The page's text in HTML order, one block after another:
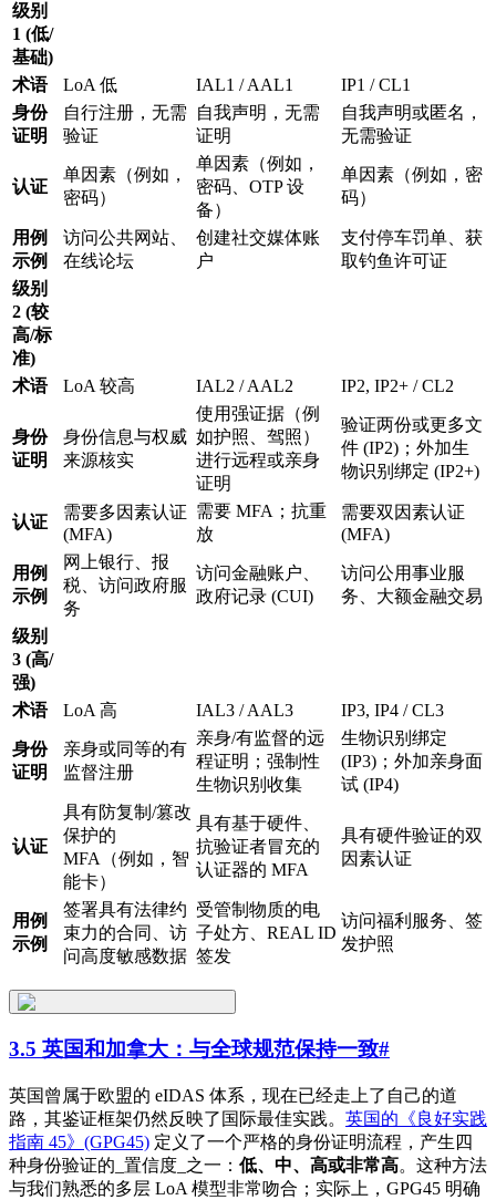
级别
1 (低/
基础)
术语
LoA 低 IAL1 / AAL1
IP1 / CL1
身份
证明
自行注册，无需
验证
自我声明，无需
证明
自我声明或匿名，
无需验证
认证
单因素（例如，
密码）
单因素（例如，
密码、OTP 设
备）
单因素（例如，密
码）
用例
示例
访问公共网站、
在线论坛
创建社交媒体账
户
支付停车罚单、获
取钓鱼许可证
级别
2 (较
高/标
准)
术语
LoA 较高 IAL2 / AAL2 IP2, IP2+ / CL2
身份
证明
身份信息与权威
来源核实
使用强证据（例
如护照、驾照）
进行远程或亲身
证明
验证两份或更多文
件 (IP2)；外加生
物识别绑定 (IP2+)
认证
需要多因素认证
(MFA)
需要 MFA；抗重
放
需要双因素认证
(MFA)
用例
示例
网上银行、报
税、访问政府服
务
访问金融账户、
政府记录 (CUI)
访问公用事业服
务、大额金融交易
级别
3 (高/
强)
术语
LoA 高 IAL3 / AAL3 IP3, IP4 / CL3
身份
证明
亲身或同等的有
监督注册
亲身/有监督的远
程证明；强制性
生物识别收集
生物识别绑定
(IP3)；外加亲身面
试 (IP4)
认证
具有防复制/篡改
保护的
MFA（例如，智
能卡）
具有基于硬件、
抗验证者冒充的
认证器的 MFA
具有硬件验证的双
因素认证
用例
示例
签署具有法律约
束力的合同、访
问高度敏感数据
受管制物质的电
子处方、REAL ID
签发
访问福利服务、签
发护照
3.5 英国和加拿大：与全球规范保持一致#
英国曾属于欧盟的 eIDAS 体系，现在已经走上了自己的道
路，其鉴证框架仍然反映了国际最佳实践。 英国的《良好实践
指南 45》(GPG45) 定义了一个严格的身份证明流程，产生四
种身份验证的_置信度_之一： 低、中、高或非常高。这种方法
与我们熟悉的多层 LoA 模型非常吻合；实际上，GPG45 明确